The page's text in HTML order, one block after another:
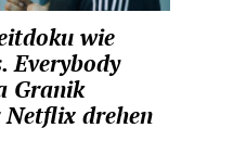
wie
Everybody
Granik
drehen